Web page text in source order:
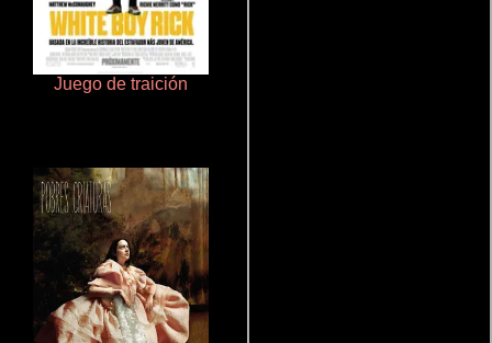
Juego de traición